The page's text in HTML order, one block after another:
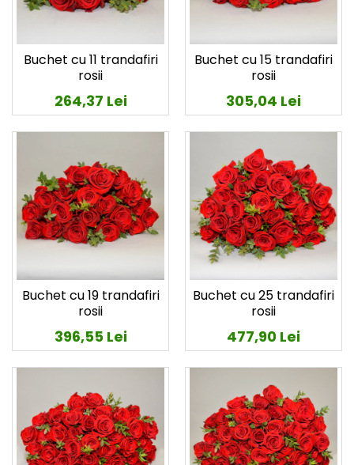
Buchet cu 11 trandafiri
rosii
264,37 Lei
Buchet cu 15 trandafiri
rosii
305,04 Lei
Buchet cu 19 trandafiri
rosii
396,55 Lei
Buchet cu 25 trandafiri
rosii
477,90 Lei